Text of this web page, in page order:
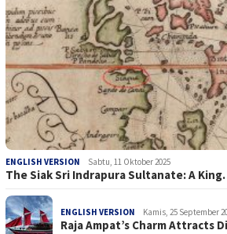
ENGLISH VERSION Sabtu, 11 Oktober 2025
The Siak Sri Indrapura Sultanate: A
ENGLISH VERSION Kamis, 25 September
Raja Ampat’s Charm Attracts